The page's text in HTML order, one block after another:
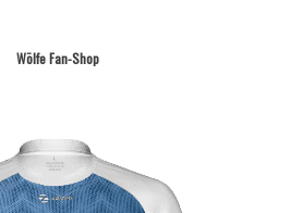
Wölfe Fan-Shop